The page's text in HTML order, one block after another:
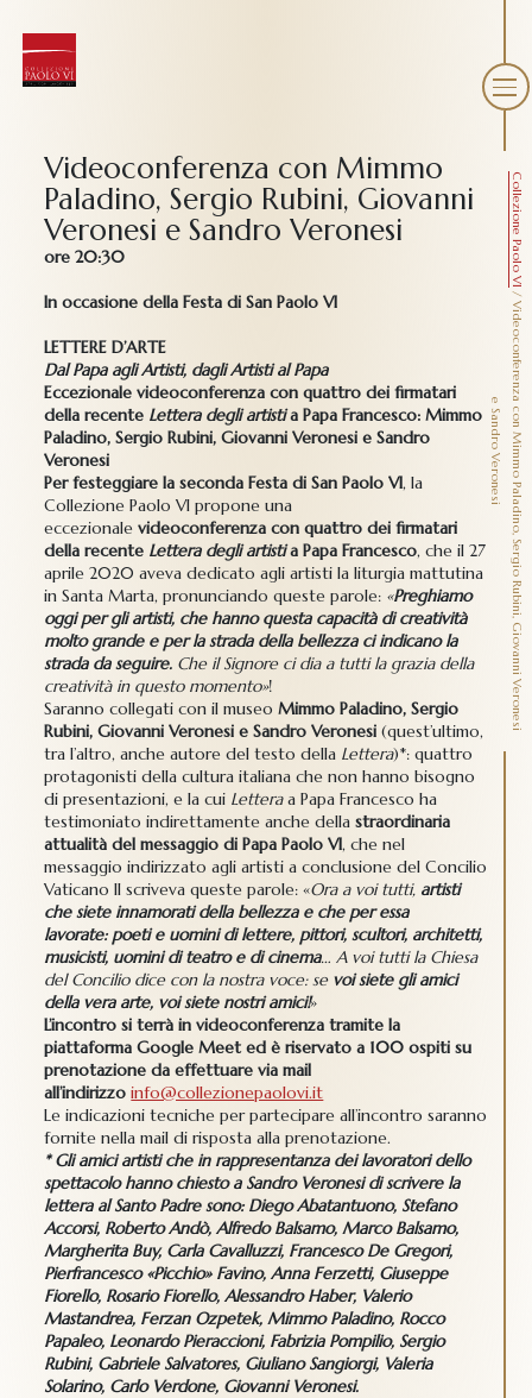
Collezione Paolo VI
/
V
i
d
e
o
c
o
n
f
e
r
e
n
z
ac
o
n
M
i
m
m
o
P
a
l
a
d
i
n
o
,
S
e
r
g
i
o
R
u
b
i
n
i
,
G
i
o
v
a
n
n
i
V
e
r
o
n
e
s
i
eS
a
n
d
r
o
V
e
r
o
n
e
s
i
Videoconferenza con Mimmo
Paladino, Sergio Rubini, Giovanni
Veronesi e Sandro Veronesi
ore 20:30
In occasione della Festa di San Paolo VI
LETTERE D’ARTE
Dal Papa agli Artisti, dagli Artisti al Papa
Eccezionale videoconferenza con quattro dei firmatari
della recente Lettera degli artistia Papa Francesco: Mimmo
Paladino, Sergio Rubini, Giovanni Veronesi e Sandro
Veronesi
Per festeggiare la seconda Festa di San Paolo VI, la
Collezione Paolo VI propone una
eccezionalevideoconferenza con quattro dei firmatari
della recente Lettera degli artistia Papa Francesco, che il 27
aprile 2020 aveva dedicato agli artisti la liturgia mattutina
in Santa Marta, pronunciando queste parole: «Preghiamo
oggi per gli artisti, che hanno questa capacità di creatività
molto grande e per la strada della bellezza ci indicano la
strada da seguire. Che il Signore ci dia a tutti la grazia della
creatività in questo momento»!
Saranno collegati con il museoMimmo Paladino, Sergio
Rubini, Giovanni Veronesi e Sandro Veronesi(quest’ultimo,
tra l’altro, anche autore del testo della Lettera)*: quattro
protagonisti della cultura italiana che non hanno bisogno
di presentazioni, e la cui Letteraa Papa Francesco ha
testimoniato indirettamente anche dellastraordinaria
attualità del messaggio di Papa Paolo VI, che nel
messaggio indirizzato agli artisti a conclusione del Concilio
Vaticano II scriveva queste parole: «Ora a voi tutti, artisti
che siete innamorati della bellezza e che per essa
lavorate: poeti e uomini di lettere, pittori, scultori, architetti,
musicisti, uomini di teatro e di cinema… A voi tutti la Chiesa
del Concilio dice con la nostra voce: se voi siete gli amici
della vera arte, voi siete nostri amici!»
L’incontro si terrà in videoconferenza tramite la
piattaforma Google Meet ed è riservato a 100 ospiti su
prenotazione da effettuare via mail
all’indirizzo info@collezionepaolovi.it
Le indicazioni tecniche per partecipare all’incontro saranno
fornite nella mail di risposta alla prenotazione.
* Gli amici artisti che in rappresentanza dei lavoratori dello
spettacolo hanno chiesto a Sandro Veronesi di scrivere la
lettera al Santo Padre sono: Diego Abatantuono, Stefano
Accorsi, Roberto Andò, Alfredo Balsamo, Marco Balsamo,
Margherita Buy, Carla Cavalluzzi, Francesco De Gregori,
Pierfrancesco «Picchio» Favino, Anna Ferzetti, Giuseppe
Fiorello, Rosario Fiorello, Alessandro Haber, Valerio
Mastandrea, Ferzan Ozpetek, Mimmo Paladino, Rocco
Papaleo, Leonardo Pieraccioni, Fabrizia Pompilio, Sergio
Rubini, Gabriele Salvatores, Giuliano Sangiorgi, Valeria
Solarino, Carlo Verdone, Giovanni Veronesi.